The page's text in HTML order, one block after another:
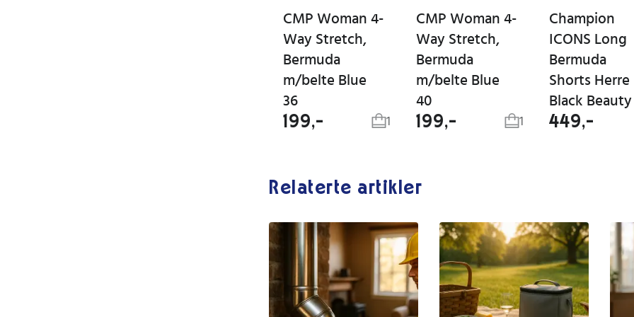
CMP Woman 4-
Way Stretch,
Bermuda
m/belte Blue
36
199,- 1
CMP Woman 4-
Way Stretch,
Bermuda
m/belte Blue
40
199,- 1
Champion
ICONS Long
Bermuda
Shorts Herre
Black Beauty
449,-
Relaterte artikler